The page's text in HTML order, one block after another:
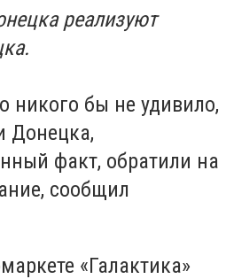
реализуют
никого бы не удивило,
Донецка,
факт, обратили на
сообщил
«Галактика»